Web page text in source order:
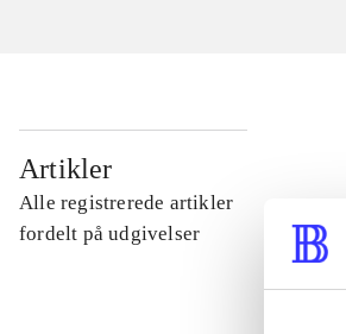
Artikler
Alle registrerede artikler
fordelt på udgivelser